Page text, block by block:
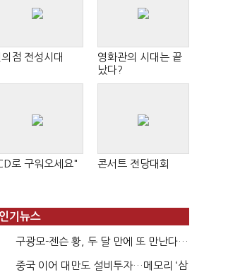
점 전성시대
영화관의 시대는 끝
났다?
로 구워오세요" 콘서트 전당대회
인기뉴스
구광모-젠슨 황, 두 달 만에 또 만난다…
로봇·AI 등 논...
중국 이어 대만도 설비투자…메모리 ‘삼